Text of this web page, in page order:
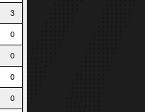
3
0
0
0
0